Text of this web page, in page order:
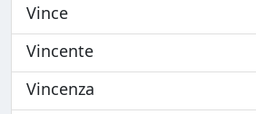
Vince
Vincente
Vincenza